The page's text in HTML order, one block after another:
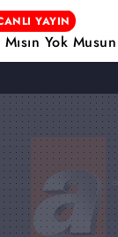
YAYIN
Yok Musun